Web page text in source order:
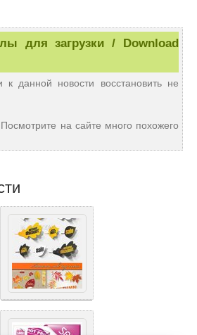
для загрузки / Download
данной новости восстановить не
на сайте много похожего